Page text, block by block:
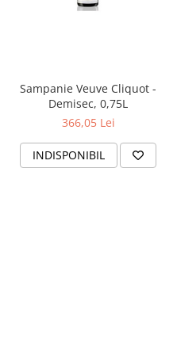
Sampanie Veuve Cliquot -
Demisec, 0,75L
366,05 Lei
INDISPONIBIL